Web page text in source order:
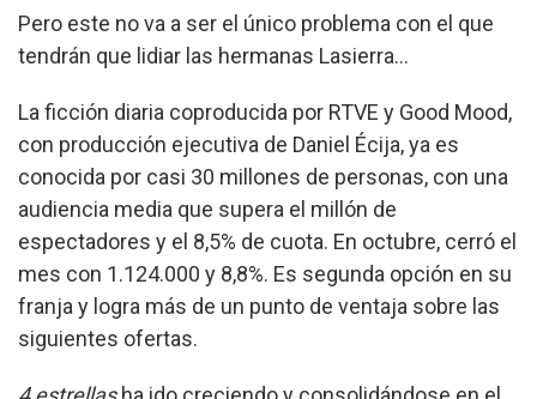
Pero este no va a ser el único problema con el que
tendrán que lidiar las hermanas Lasierra…
La ficción diaria coproducida por RTVE y Good Mood,
con producción ejecutiva de Daniel Écija, ya es
conocida por casi 30 millones de personas, con una
audiencia media que supera el millón de
espectadores y el 8,5% de cuota. En octubre, cerró el
mes con 1.124.000 y 8,8%. Es segunda opción en su
franja y logra más de un punto de ventaja sobre las
siguientes ofertas.